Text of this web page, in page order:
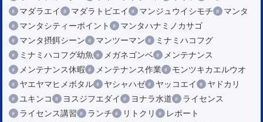
マダラエイ
マダラトビエイ マンジュウイシモチ
マンタ
マンタシティーポイント
マンタハナミノカサゴ
マンタ摂餌シーン
マンツーマン
ミナミハコフグ
ミナミハコフグ幼魚
メガネゴンベ
メンテナンス
メンテナンス休暇
メンテナンス作業
モンツキカエルウオ
ヤエヤマヒメボタル
ヤシャハゼ ヤッコエイ
ヤドカリ
ユキンコ
ヨスジフエダイ ヨナラ水道
ライセンス
ライセンス講習
ランチ リトクリ
レポート